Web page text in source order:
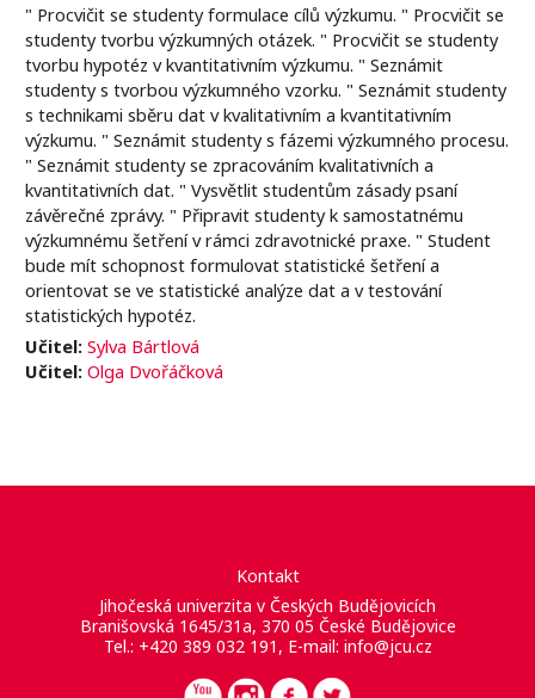
" Procvičit se studenty formulace cílů výzkumu. " Procvičit se
studenty tvorbu výzkumných otázek. " Procvičit se studenty
tvorbu hypotéz v kvantitativním výzkumu. " Seznámit
studenty s tvorbou výzkumného vzorku. " Seznámit studenty
s technikami sběru dat v kvalitativním a kvantitativním
výzkumu. " Seznámit studenty s fázemi výzkumného procesu.
" Seznámit studenty se zpracováním kvalitativních a
kvantitativních dat. " Vysvětlit studentům zásady psaní
závěrečné zprávy. " Připravit studenty k samostatnému
výzkumnému šetření v rámci zdravotnické praxe. " Student
bude mít schopnost formulovat statistické šetření a
orientovat se ve statistické analýze dat a v testování
statistických hypotéz.
Učitel: Sylva Bártlová
Učitel: Olga Dvořáčková
Kontakt
Jihočeská univerzita v Českých Budějovicích
Branišovská 1645/31a, 370 05 České Budějovice
Tel.: +420 389 032 191, E-mail: info@jcu.cz